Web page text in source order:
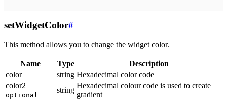
setWidgetColor#
This method allows you to change the widget color.
Name Type
Description
color
string Hexadecimal color code
color2
optional
string
Hexadecimal colour code is used to create
gradient